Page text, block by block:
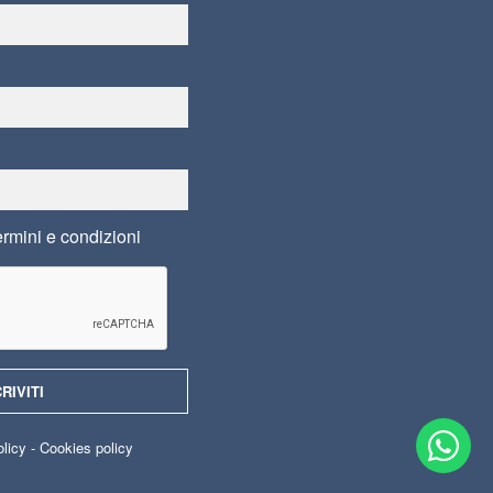
e condizioni
- Cookies policy